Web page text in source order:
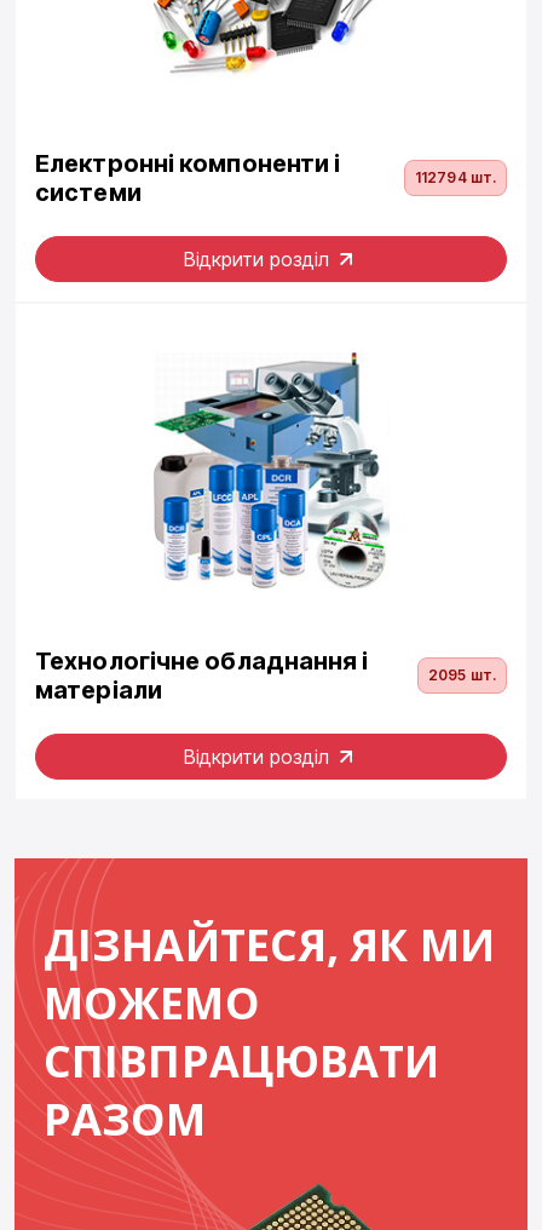
Електронні компоненти і
системи
112794 шт.
Відкрити розділ
Технологічне обладнання і
матеріали
2095 шт.
Відкрити розділ
ДІЗНАЙТЕСЯ, ЯК МИ
МОЖЕМО
СПІВПРАЦЮВАТИ
РАЗОМ